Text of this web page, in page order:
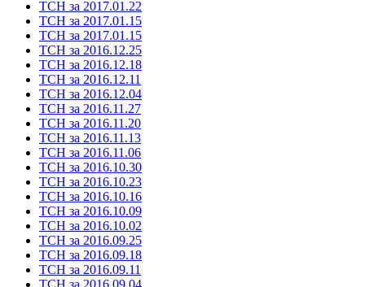
ТСН за 2017.01.22
ТСН за 2017.01.15
ТСН за 2017.01.15
ТСН за 2016.12.25
ТСН за 2016.12.18
ТСН за 2016.12.11
ТСН за 2016.12.04
ТСН за 2016.11.27
ТСН за 2016.11.20
ТСН за 2016.11.13
ТСН за 2016.11.06
ТСН за 2016.10.30
ТСН за 2016.10.23
ТСН за 2016.10.16
ТСН за 2016.10.09
ТСН за 2016.10.02
ТСН за 2016.09.25
ТСН за 2016.09.18
ТСН за 2016.09.11
ТСН за 2016.09.04